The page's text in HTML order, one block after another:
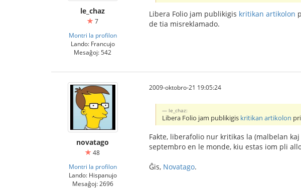
le_chaz
7
Montri la profilon
Lando: Francujo
Mesaĝoj: 542
Libera Folio jam publikigis kritikan artikolon
de tia misreklamado.
novatago
48
Montri la profilon
Lando: Hispanujo
Mesaĝoj: 2696
2009-oktobro-21 19:05:24
le_chaz:
Libera Folio jam publikigis kritikan artikolon
Fakte, liberafolio nur kritikas la (malbelan
septembro en le monde, kiu estas iom pli
Ĝis, Novatago.